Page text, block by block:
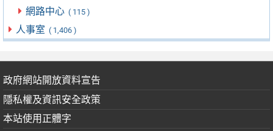
網路中心 ( 115 )
人事室 ( 1,406 )
政府網站開放資料宣告
隱私權及資訊安全政策
本站使用正體字